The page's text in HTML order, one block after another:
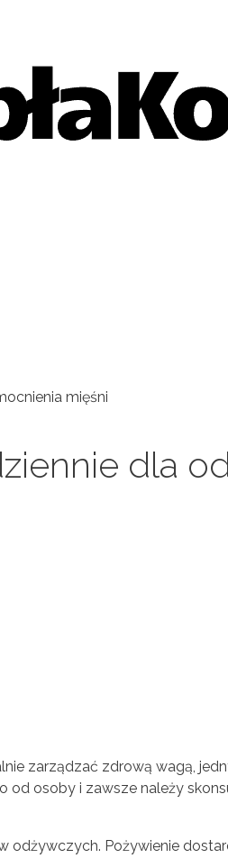
dla
zarządzać zdrową wagą,
od osoby i zawsze należy
odżywczych. Pożywienie